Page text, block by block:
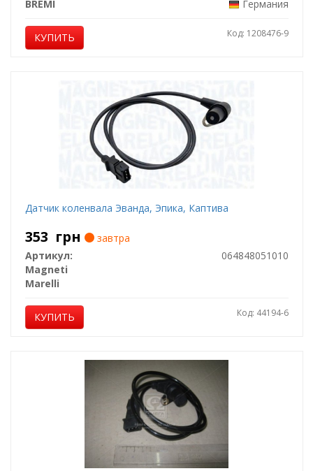
BREMI Германия
КУПИТЬ Код: 1208476-9
Датчик коленвала Эванда, Эпика, Каптива
353 грн
завтра
Артикул:
064848051010
Magneti
Marelli
КУПИТЬ Код: 44194-6